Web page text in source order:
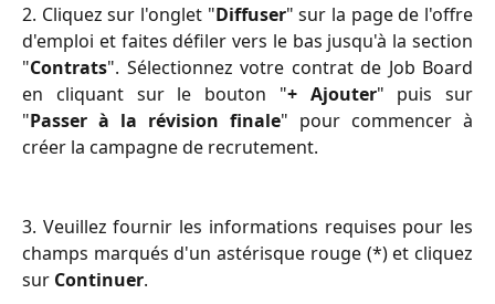
2. Cliquez sur l'onglet "Diffuser" sur la page de l'offre
d'emploi et faites défiler vers le bas jusqu'à la section
"Contrats". Sélectionnez votre contrat de Job Board
en cliquant sur le bouton "+ Ajouter" puis sur
"Passer à la révision finale" pour commencer à
créer la campagne de recrutement.
3. Veuillez fournir les informations requises pour les
champs marqués d'un astérisque rouge (*) et cliquez
sur Continuer.